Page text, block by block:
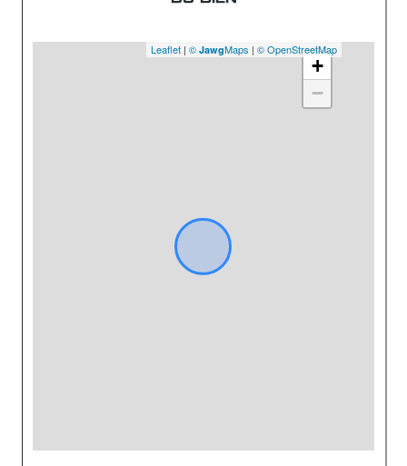
+
−
Leaflet | © JawgMaps | © OpenStreetMap